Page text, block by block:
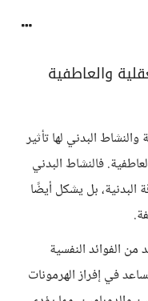
والعاطفية
البدني لها تأثير
فالنشاط البدني
بل يشكل أيضًا
الفوائد النفسية
في إفراز الهرمونات